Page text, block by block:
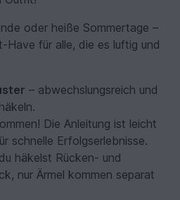
oder heiße Sommertage –
Have für alle, die es luftig und
– abwechslungsreich und
Die Anleitung ist leicht
schnelle Erfolgserlebnisse.
häkelst Rücken- und
nur Ärmel kommen separat